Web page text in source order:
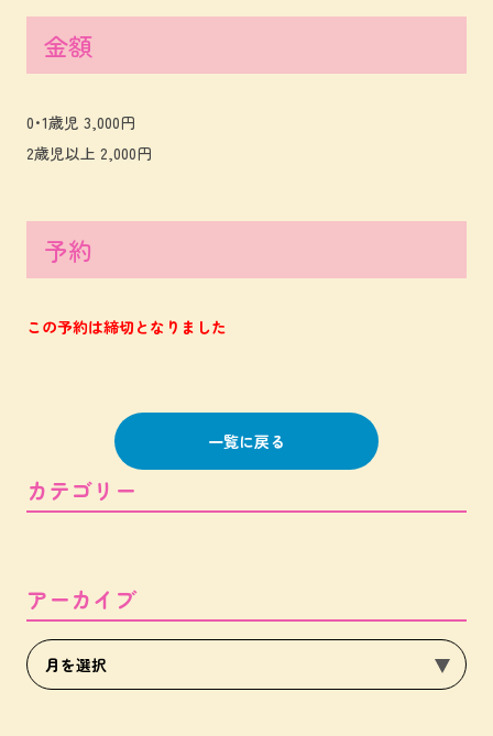
金額
0･1歳児 3,000円
2歳児以上 2,000円
予約
この予約は締切となりました
一覧に戻る
カテゴリー
アーカイブ